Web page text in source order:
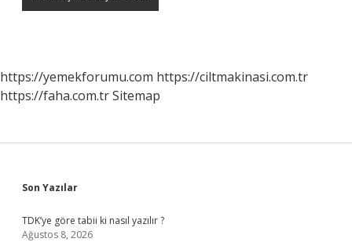
https://yemekforumu.com https://ciltmakinasi.com.tr
https://faha.com.trSitemap
Sidebar
Son Yazılar
TDK’ye göre tabii ki nasıl yazılır ?
Ağustos 8, 2026